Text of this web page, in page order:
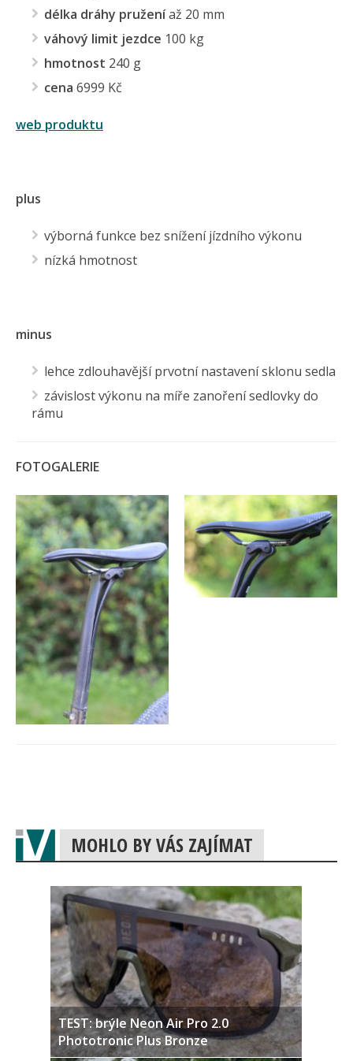
délka dráhy pruženíaž 20 mm
váhový limit jezdce 100 kg
hmotnost 240 g
cena 6999 Kč
web produktu
plus
výborná funkce bez snížení jízdního výkonu
nízká hmotnost
minus
lehce zdlouhavější prvotní nastavení sklonu sedla
závislost výkonu na míře zanoření sedlovky do
rámu
FOTOGALERIE
MOHLO BY VÁS ZAJÍMAT
TEST: brýle Neon Air Pro 2.0
Phototronic Plus Bronze